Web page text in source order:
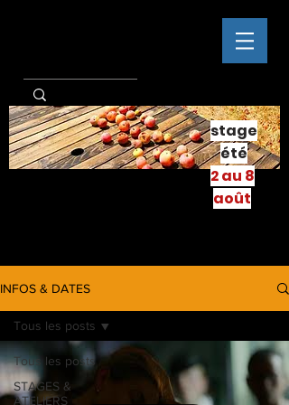
stage
été
2 au 8
août
INFOS & DATES
Tous les posts
STAGES &
ATELIERS
Tous les posts